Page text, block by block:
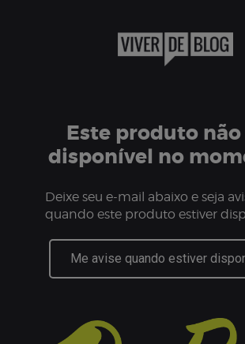
Este produto não
disponível no
Deixe seu e-mail abaixo e seja
quando este produto estiver
Me avise quando estiver